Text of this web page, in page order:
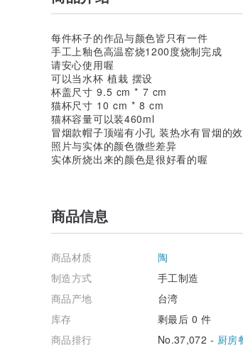
每件杯子的作品与颜色皆只有一件
手工上釉色高温窑烧1200度烧制完成
请安心使用喔
可以当水杯 植栽 摆设
杯盖尺寸 9.5 cm * 7 cm
猫杯尺寸 10 cm * 8 cm
猫杯容量可以装460ml
冒烟款帽子顶端有小孔 装热水有冒烟的
照片与实体的颜色微些差异
实体所烧出来的颜色是很好看的喔
商品信息
商品材质
陶
制造方式
手工制造
商品产地
台湾
库存
剩最后 0 件
商品排行
No.37,072 - 厨房